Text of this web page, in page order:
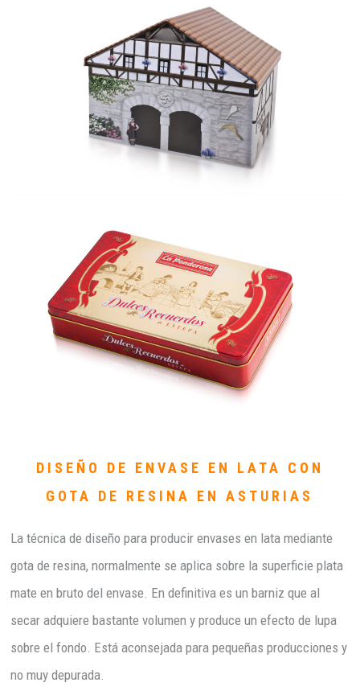
DISEÑO DE ENVASE EN LATA CON
GOTA DE RESINA EN ASTURIAS
La técnica de diseño para producir envases en lata mediante
gota de resina, normalmente se aplica sobre la superficie plata
mate en bruto del envase. En definitiva es un barniz que al
secar adquiere bastante volumen y produce un efecto de lupa
sobre el fondo. Está aconsejada para pequeñas producciones y
no muy depurada.